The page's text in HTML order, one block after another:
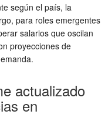
según el país, la
para roles emergentes
salarios que oscilan
proyecciones de
actualizado
en